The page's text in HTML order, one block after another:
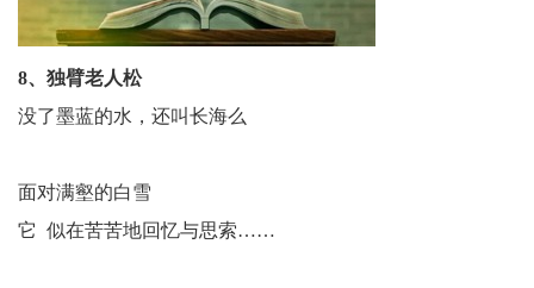
8、独臂老人松
没了墨蓝的水，还叫长海么
面对满壑的白雪
它 似在苦苦地回忆与思索……